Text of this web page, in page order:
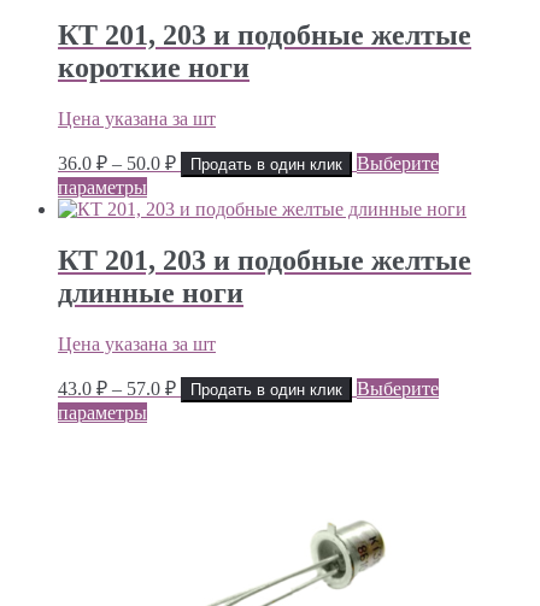
–
7.0 ₽
КТ 201, 203 и подобные желтые
короткие ноги
Цена указана за шт
36.0 ₽ – 50.0 ₽Диапазон
цен:
36.0 ₽
50.0 ₽
Продать в один клик
Выберите
параметры
КТ 201, 203 и подобные желтые
длинные ноги
Цена указана за шт
43.0 ₽ – 57.0 ₽Диапазон
цен:
Продать в один клик
Выберите
параметры